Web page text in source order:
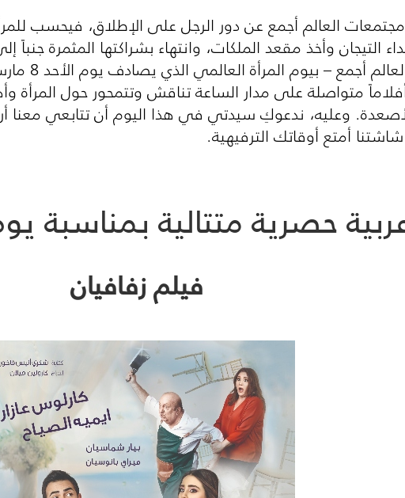
العالم أجمع عن دور الرجل على الإطلاق، فيحسب
التيجان وأخذ مقعد الملكات، وانتهاء بشراكتها المثمرة
– بيوم المرأة العالمي الذي يصادف يوم الأحد 8 مارس. تستعرض
متواصلة على مدار الساعة تناقش وتتمحور حول المرأة
وعليه، ندعوكِ سيدتي في هذا اليوم أن تتابعي معنا
أمتع أوقاتك الترفيهية.
حصرية متتالية بمناسبة
فيلم زفافيان